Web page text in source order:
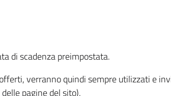
di scadenza preimpostata.
verranno quindi sempre utilizzati e
pagine del sito).